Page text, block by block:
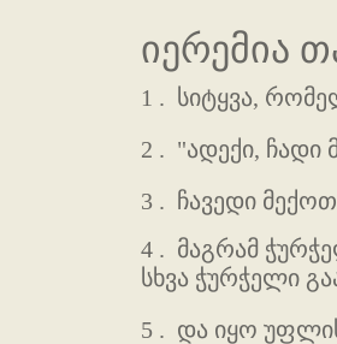
იერემია
1 . სიტყვა,
2 . "ადექი, ჩადი
3 .
ჩავედი
4 . მაგრამ
სხვა ჭურჭელი
5 . და იყო უფლის